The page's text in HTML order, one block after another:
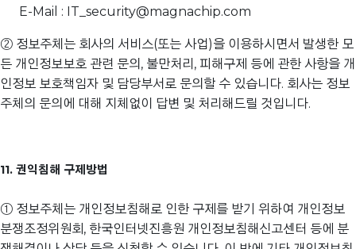
E-Mail : IT_security@magnachip.com
② 정보주체는 회사의 서비스(또는 사업)을 이용하시면서 발생한 모
든 개인정보보호 관련 문의, 불만처리, 피해구제 등에 관한 사항을 개
인정보 보호책임자 및 담당부서로 문의할 수 있습니다. 회사는 정보
주체의 문의에 대해 지체없이 답변 및 처리해드릴 것입니다.
11. 권익침해 구제방법
① 정보주체는 개인정보침해로 인한 구제를 받기 위하여 개인정보
분쟁조정위원회, 한국인터넷진흥원 개인정보침해신고센터 등에 분